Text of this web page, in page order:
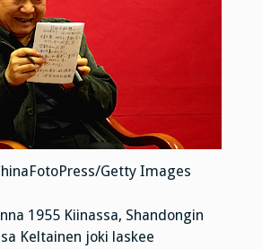
Getty Images
1955 Kiinassa, Shandongin
Keltainen joki laskee